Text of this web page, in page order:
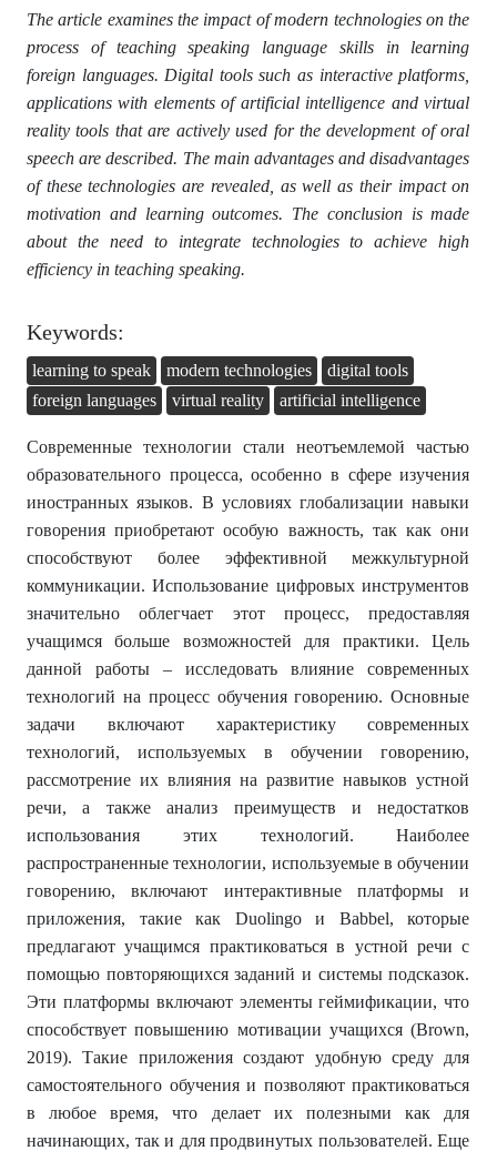
The article examines the impact of modern technologies on the
process of teaching speaking language skills in learning
foreign languages. Digital tools such as interactive platforms,
applications with elements of artificial intelligence and virtual
reality tools that are actively used for the development of oral
speech are described. The main advantages and disadvantages
of these technologies are revealed, as well as their impact on
motivation and learning outcomes. The conclusion is made
about the need to integrate technologies to achieve high
efficiency in teaching speaking.
Keywords:
learning to speak modern technologies
digital tools
foreign languages
virtual reality artificial intelligence
Современные технологии стали неотъемлемой частью
образовательного процесса, особенно в сфере изучения
иностранных языков. В условиях глобализации навыки
говорения приобретают особую важность, так как они
способствуют более эффективной межкультурной
коммуникации. Использование цифровых инструментов
значительно облегчает этот процесс, предоставляя
учащимся больше возможностей для практики. Цель
данной работы – исследовать влияние современных
технологий на процесс обучения говорению. Основные
задачи включают характеристику современных
технологий, используемых в обучении говорению,
рассмотрение их влияния на развитие навыков устной
речи, а также анализ преимуществ и недостатков
использования этих технологий. Наиболее
распространенные технологии, используемые в обучении
говорению, включают интерактивные платформы и
приложения, такие как Duolingo и Babbel, которые
предлагают учащимся практиковаться в устной речи с
помощью повторяющихся заданий и системы подсказок.
Эти платформы включают элементы геймификации, что
способствует повышению мотивации учащихся (Brown,
2019). Такие приложения создают удобную среду для
самостоятельного обучения и позволяют практиковаться
в любое время, что делает их полезными как для
начинающих, так и для продвинутых пользователей. Еще